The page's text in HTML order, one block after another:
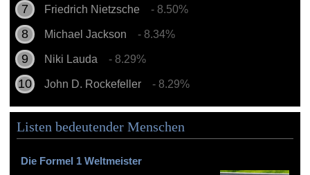
Friedrich Nietzsche - 8.50%
Michael Jackson - 8.34%
Niki Lauda - 8.29%
John D. Rockefeller - 8.29%
Listen bedeutender Menschen
Die Formel 1 Weltmeister